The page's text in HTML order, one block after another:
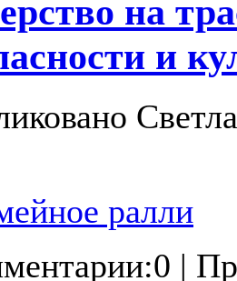
на
и
ралли
|